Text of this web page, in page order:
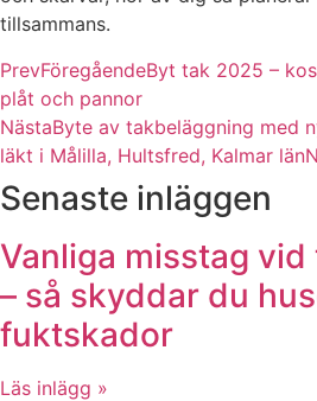
tillsammans.
PrevFöregåendeByt tak 2025 –
plåt och pannor
NästaByte av takbeläggning med
läkt i Målilla, Hultsfred, Kalmar län
Senaste inläggen
Vanliga misstag
– så skyddar du
fuktskador
Läs inlägg »